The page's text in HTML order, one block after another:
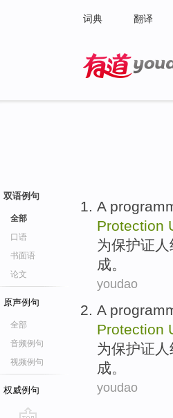
词典 翻译
双语例句
全部
口语
书面语
论文
原声例句
全部
音频例句
视频例句
权威例句
A
Protection
为保护证人
成。
youdao
A
Protection
为保护证人
成。
youdao